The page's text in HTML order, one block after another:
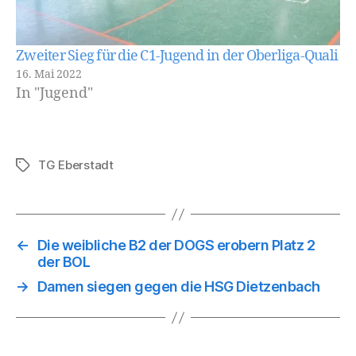
Zweiter Sieg für die C1-Jugend in der Oberliga-Quali
16. Mai 2022
In "Jugend"
Schlagwörter
TG Eberstadt
←
Die weibliche B2 der DOGS erobern Platz 2
der BOL
→
Damen siegen gegen die HSG Dietzenbach